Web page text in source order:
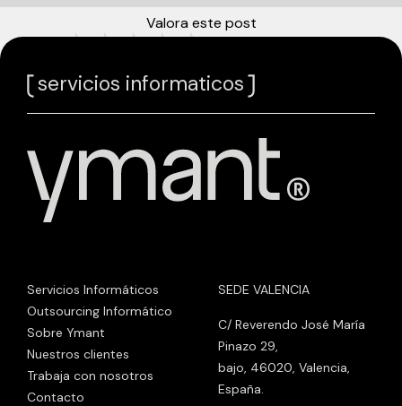
Valora este post
servicios informaticos
Servicios Informáticos
Outsourcing Informático
Sobre Ymant
Nuestros clientes
Trabaja con nosotros
Contacto
SEDE VALENCIA
C/ Reverendo José María
Pinazo 29,
bajo, 46020, Valencia,
España.